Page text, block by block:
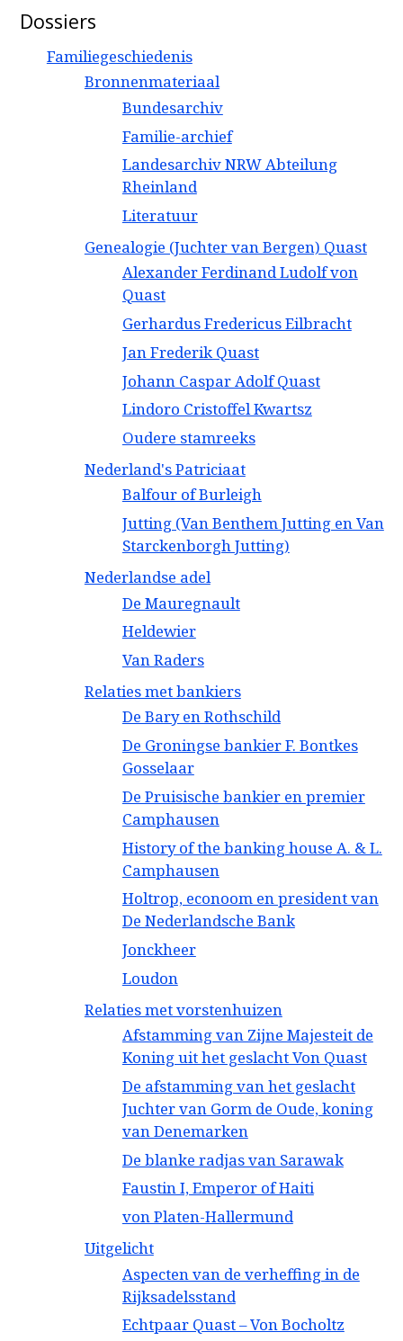
Dossiers
Familiegeschiedenis
Bronnenmateriaal
Bundesarchiv
Familie-archief
Landesarchiv NRW Abteilung
Rheinland
Literatuur
Genealogie (Juchter van Bergen) Quast
Alexander Ferdinand Ludolf von
Quast
Gerhardus Fredericus Eilbracht
Jan Frederik Quast
Johann Caspar Adolf Quast
Lindoro Cristoffel Kwartsz
Oudere stamreeks
Nederland's Patriciaat
Balfour of Burleigh
Jutting (Van Benthem Jutting en Van
Starckenborgh Jutting)
Nederlandse adel
De Mauregnault
Heldewier
Van Raders
Relaties met bankiers
De Bary en Rothschild
De Groningse bankier F. Bontkes
Gosselaar
De Pruisische bankier en premier
Camphausen
History of the banking house A. & L.
Camphausen
Holtrop, econoom en president van
De Nederlandsche Bank
Jonckheer
Loudon
Relaties met vorstenhuizen
Afstamming van Zijne Majesteit de
Koning uit het geslacht Von Quast
De afstamming van het geslacht
Juchter van Gorm de Oude, koning
van Denemarken
De blanke radjas van Sarawak
Faustin I, Emperor of Haiti
von Platen-Hallermund
Uitgelicht
Aspecten van de verheffing in de
Rijksadelsstand
Echtpaar Quast – Von Bocholtz